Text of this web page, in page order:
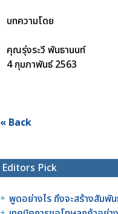
บทความโดย
คุณรุ่งระวี พันธานนท์
4 กุมภาพันธ์ 2563
« Back
Editors Pick
พูดอย่างไร ถึงจะสร้างสัมพั